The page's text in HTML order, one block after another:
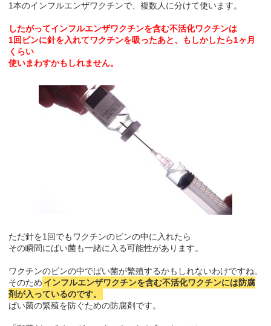
1本のインフルエンザワクチンで、複数人に分けて使います。
したがってインフルエンザワクチンを含む不活化ワクチンは
1回ビンに針を入れてワクチンを吸ったあと、もしかしたら1ヶ月
くらい
使いまわすかもしれません。
ただ針を1回でもワクチンのビンの中に入れたら
その瞬間にばい菌も一緒に入る可能性があります。
ワクチンのビンの中でばい菌が繁殖するかもしれないわけですね。
そのため インフルエンザワクチンを含む不活化ワクチンには防腐
剤が入っているのです。
ばい菌の繁殖を防ぐための防腐剤です。